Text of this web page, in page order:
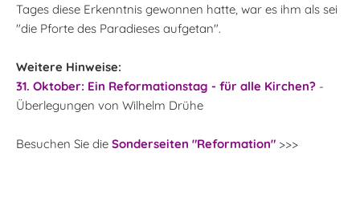
Tages diese Erkenntnis gewonnen hatte, war es ihm als sei
"die Pforte des Paradieses aufgetan".
Weitere Hinweise:
31. Oktober: Ein Reformationstag - für alle Kirchen? -
Überlegungen von Wilhelm Drühe
Besuchen Sie die Sonderseiten "Reformation" >>>